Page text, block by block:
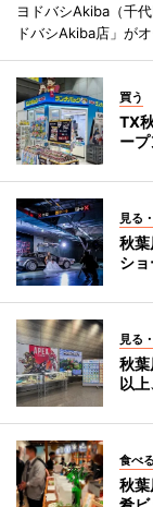
ヨドバシAkiba（千
ドバシAkiba店」がオ
買う
TX
ー
見る
秋
シ
見る
秋
以
食べる
秋